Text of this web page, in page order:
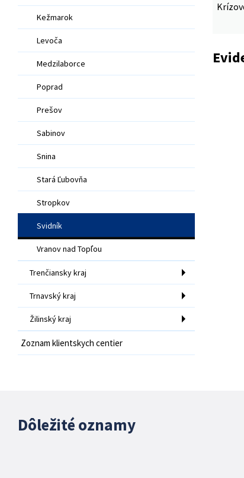
Kežmarok
Levoča
Medzilaborce
Poprad
Prešov
Sabinov
Snina
Stará Ľubovňa
Stropkov
Svidník
Vranov nad Topľou
Trenčiansky kraj
Trnavský kraj
Žilinský kraj
Zoznam klientskych centier
Dôležité oznamy